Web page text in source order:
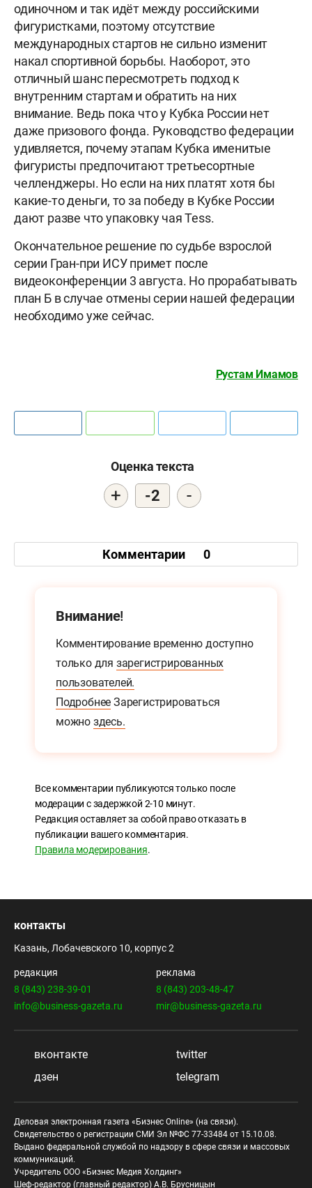
одиночном и так идёт между российскими
фигуристками, поэтому отсутствие
международных стартов не сильно изменит
накал спортивной борьбы. Наоборот, это
отличный шанс пересмотреть подход к
внутренним стартам и обратить на них
внимание. Ведь пока что у Кубка России нет
даже призового фонда. Руководство федерации
удивляется, почему этапам Кубка именитые
фигуристы предпочитают третьесортные
челленджеры. Но если на них платят хотя бы
какие-то деньги, то за победу в Кубке России
дают разве что упаковку чая Tess.
Окончательное решение по судьбе взрослой
серии Гран-при ИСУ примет после
видеоконференции 3 августа. Но прорабатывать
план Б в случае отмены серии нашей федерации
необходимо уже сейчас.
Рустам Имамов
Оценка текста
+ -2 -
Комментарии 0
Внимание!
Комментирование временно доступно
только для зарегистрированных
пользователей.
Подробнее Зарегистрироваться
можно здесь.
Все комментарии публикуются только после
модерации с задержкой 2-10 минут.
Редакция оставляет за собой право отказать в
публикации вашего комментария.
Правила модерирования.
контакты
Казань, Лобачевского 10, корпус 2
редакция
8 (843) 238-39-01
info@business-gazeta.ru
реклама
8 (843) 203-48-47
mir@business-gazeta.ru
вконтакте
twitter
дзен
telegram
Деловая электронная газета «Бизнес Online» (на связи).
Свидетельство о регистрации СМИ Эл №ФС 77-33484 от 15.10.08.
Выдано федеральной службой по надзору в сфере связи и массовых
коммуникаций.
Учредитель ООО «Бизнес Медия Холдинг»
Шеф-редактор (главный редактор) А.В. Брусницын